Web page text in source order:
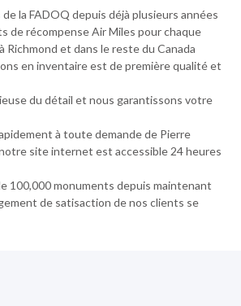
la FADOQ depuis déjà plusieurs années
de récompense Air Miles pour chaque
Richmond et dans le reste du Canada
en inventaire est de première qualité et
du détail et nous garantissons votre
à toute demande de Pierre
site internet est accessible 24 heures
100,000 monuments depuis maintenant
de satisaction de nos clients se